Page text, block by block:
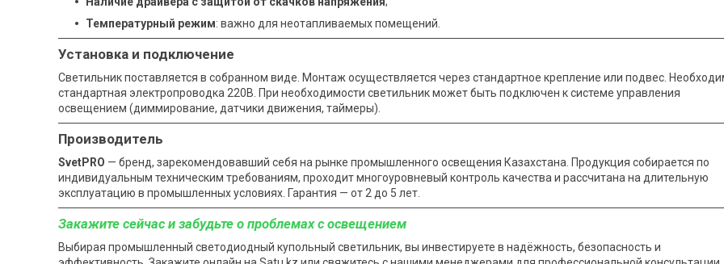
Температурный режим: важно для неотапливаемых помещений.
Установка и подключение
Светильник поставляется в собранном виде. Монтаж осуществляется через стандартное крепление или подвес.
стандартная электропроводка 220В. При необходимости светильник может быть подключен к системе управления
освещением (диммирование, датчики движения, таймеры).
Производитель
SvetPRO — бренд, зарекомендовавший себя на рынке промышленного освещения Казахстана. Продукция собирается по
индивидуальным техническим требованиям, проходит многоуровневый контроль качества и рассчитана на длительную
эксплуатацию в промышленных условиях. Гарантия — от 2 до 5 лет.
Закажите сейчас и забудьте о проблемах с освещением
Выбирая промышленный светодиодный купольный светильник, вы инвестируете в надёжность, безопасность и